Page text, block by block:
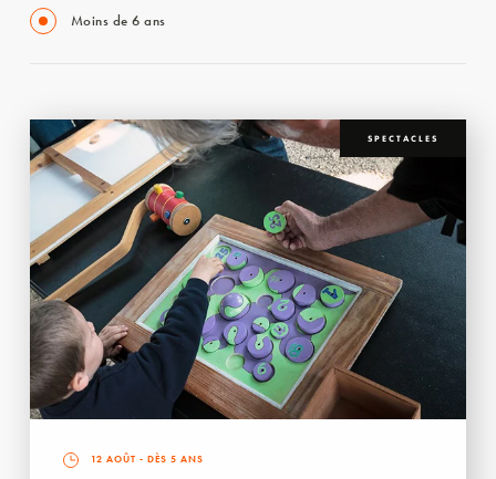
Moins de 6 ans
SPECTACLES
12 AOÛT - DÈS 5 ANS